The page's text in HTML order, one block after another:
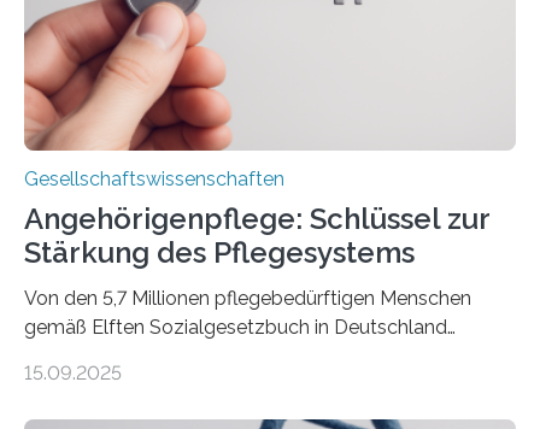
Leistner über die Idee, das Vorgehen und wichtige
Erkenntnisse. Das Buch deute an, „wie…
Gesellschaftswissenschaften
Angehörigenpflege: Schlüssel zur
Stärkung des Pflegesystems
Von den 5,7 Millionen pflegebedürftigen Menschen
gemäß Elften Sozialgesetzbuch in Deutschland
2050 wird eine Zunahme der Pflegebedürftigen auf 9
15.09.2025